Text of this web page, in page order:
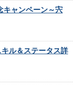
キャンペーン～宍
ル＆ステータス詳